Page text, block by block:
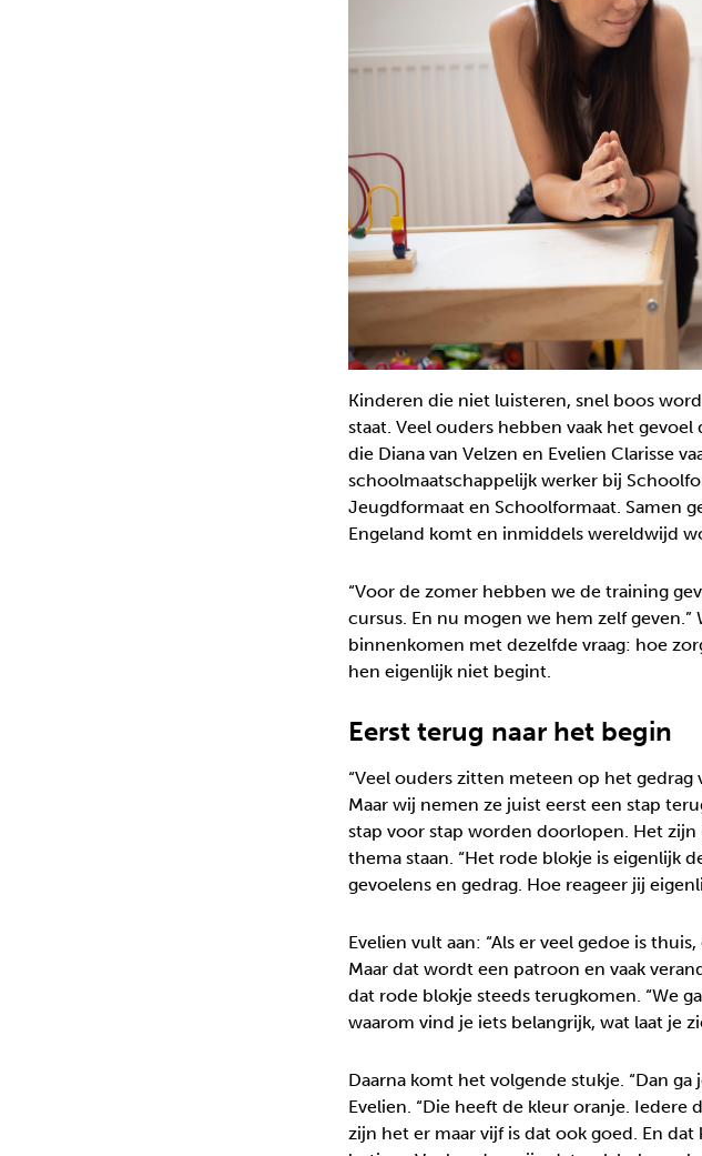
Kinderen die niet luisteren, snel boos
staat. Veel ouders hebben vaak het
die Diana van Velzen en Evelien Clarisse
schoolmaatschappelijk werker bij
Jeugdformaat en Schoolformaat. Samen
Engeland komt en inmiddels wereldwijd
“Voor de zomer hebben we de training
cursus. En nu mogen we hem zelf
binnenkomen met dezelfde vraag: hoe
hen eigenlijk niet begint.
Eerst terug naar het begin
“Veel ouders zitten meteen op het
Maar wij nemen ze juist eerst een stap
stap voor stap worden doorlopen. Het
thema staan. “Het rode blokje is eigenlijk
gevoelens en gedrag. Hoe reageer jij
Evelien vult aan: “Als er veel gedoe is
Maar dat wordt een patroon en vaak
dat rode blokje steeds terugkomen. “We
waarom vind je iets belangrijk, wat laat je
Daarna komt het volgende stukje. “Dan
Evelien. “Die heeft de kleur oranje. Iedere
zijn het er maar vijf is dat ook goed. En